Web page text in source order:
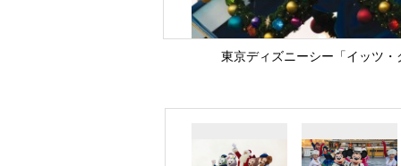
東京ディズニーシー「イッツ